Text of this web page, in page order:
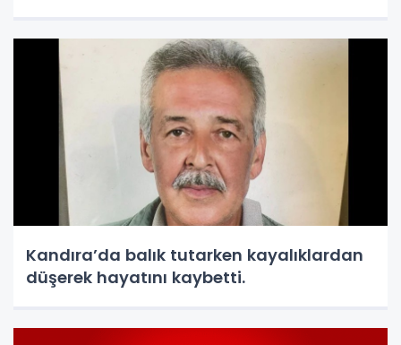
Kandıra’da balık tutarken kayalıklardan
düşerek hayatını kaybetti.